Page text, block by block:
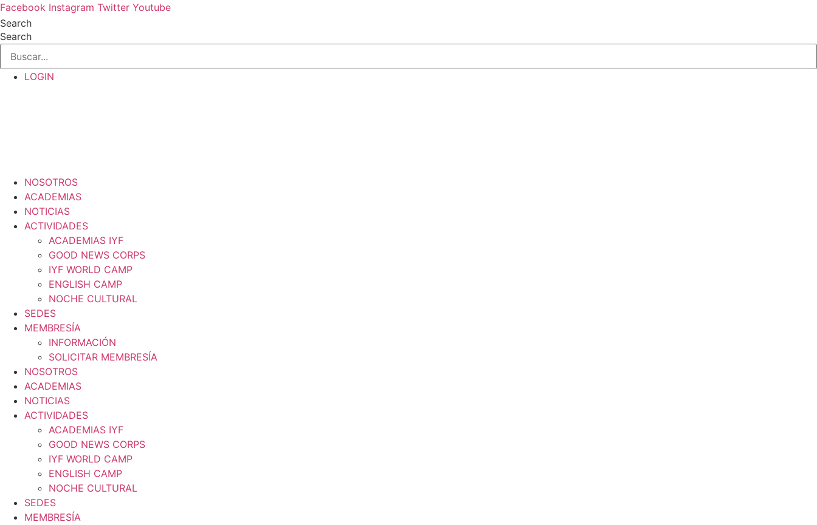
Ir
al
contenido
Facebook Instagram Twitter Youtube
Search
Search
LOGIN
NOSOTROS
ACADEMIAS
NOTICIAS
ACTIVIDADES
ACADEMIAS IYF
GOOD NEWS CORPS
IYF WORLD CAMP
ENGLISH CAMP
NOCHE CULTURAL
SEDES
MEMBRESÍA
INFORMACIÓN
SOLICITAR MEMBRESÍA
NOSOTROS
ACADEMIAS
NOTICIAS
ACTIVIDADES
ACADEMIAS IYF
GOOD NEWS CORPS
IYF WORLD CAMP
ENGLISH CAMP
NOCHE CULTURAL
SEDES
MEMBRESÍA